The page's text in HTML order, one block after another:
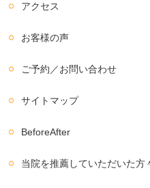
アクセス
お客様の声
ご予約／お問い合わせ
サイトマップ
BeforeAfter
当院を推薦していただいた方